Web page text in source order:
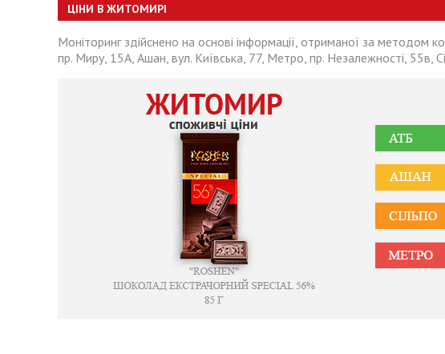
ЦІНИ В ЖИТОМИРІ
Моніторинг здійснено на основі інформації, отриманої за методом
пр. Миру, 15А, Ашан, вул. Київська, 77, Метро, пр. Незалежності, 55в,